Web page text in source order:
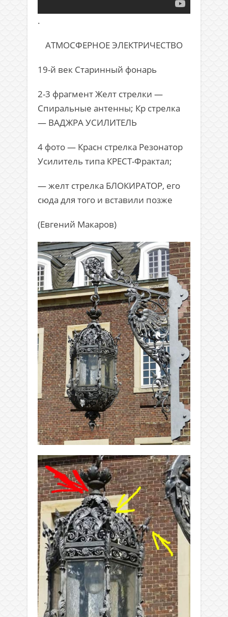
.
АТМОСФЕРНОЕ ЭЛЕКТРИЧЕСТВО
19-й век Старинный фонарь
2-3 фрагмент Желт стрелки —
Спиральные антенны; Кр стрелка
— ВАДЖРА УСИЛИТЕЛЬ
4 фото — Красн стрелка Резонатор
Усилитель типа КРЕСТ-Фрактал;
— желт стрелка БЛОКИРАТОР, его
сюда для того и вставили позже
(Евгений Макаров)